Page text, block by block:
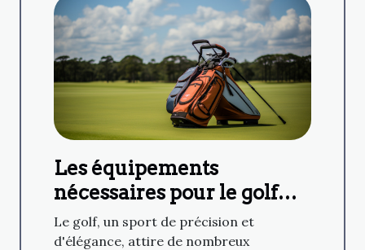
Les équipements
nécessaires pour le golf
amateur
Le golf, un sport de précision et
d'élégance, attire de nombreux